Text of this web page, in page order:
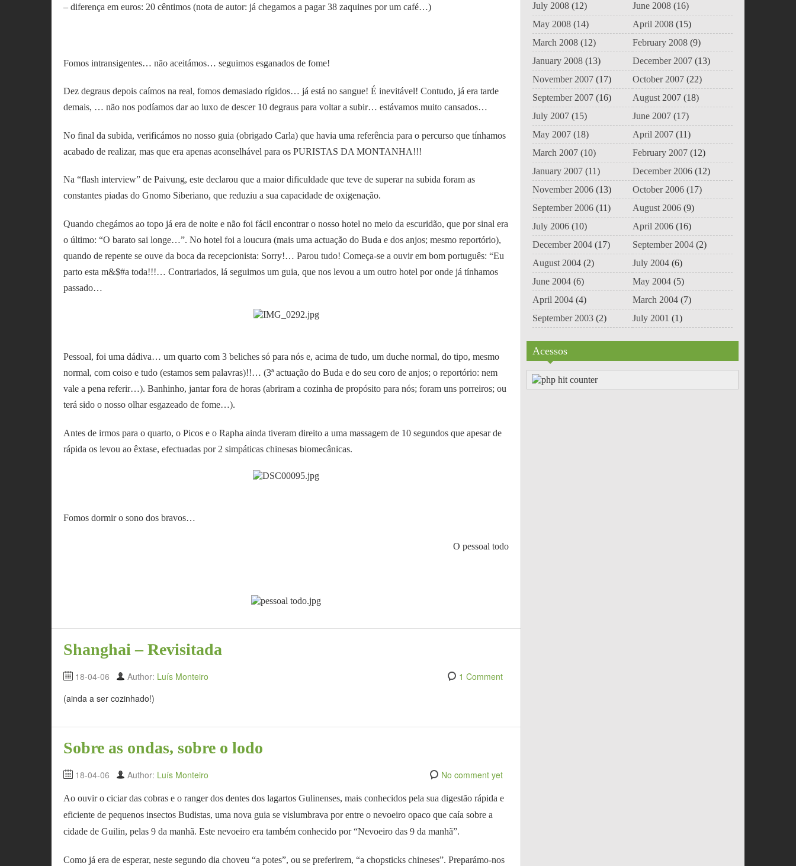
– diferença em euros: 20 cêntimos (nota de autor: já chegamos a pagar 38 zaquines por um café…)
Fomos intransigentes… não aceitámos… seguimos esganados de fome!
Dez degraus depois caímos na real, fomos demasiado rígidos… já está no sangue! É inevitável! Contudo, já era tarde
demais, … não nos podíamos dar ao luxo de descer 10 degraus para voltar a subir… estávamos muito cansados…
No final da subida, verificámos no nosso guia (obrigado Carla) que havia uma referência para o percurso que tínhamos
acabado de realizar, mas que era apenas aconselhável para os PURISTAS DA MONTANHA!!!
Na “flash interview” de Paivung, este declarou que a maior dificuldade que teve de superar na subida foram as
constantes piadas do Gnomo Siberiano, que reduziu a sua capacidade de oxigenação.
Quando chegámos ao topo já era de noite e não foi fácil encontrar o nosso hotel no meio da escuridão, que por sinal era
o último: “O barato sai longe…”. No hotel foi a loucura (mais uma actuação do Buda e dos anjos; mesmo reportório),
quando de repente se ouve da boca da recepcionista: Sorry!… Parou tudo! Começa-se a ouvir em bom português: “Eu
parto esta m&$#a toda!!!… Contrariados, lá seguimos um guia, que nos levou a um outro hotel por onde já tínhamos
passado…
Pessoal, foi uma dádiva… um quarto com 3 beliches só para nós e, acima de tudo, um duche normal, do tipo, mesmo
normal, com coiso e tudo (estamos sem palavras)!!… (3ª actuação do Buda e do seu coro de anjos; o reportório: nem
vale a pena referir…). Banhinho, jantar fora de horas (abriram a cozinha de propósito para nós; foram uns porreiros; ou
terá sido o nosso olhar esgazeado de fome…).
Antes de irmos para o quarto, o Picos e o Rapha ainda tiveram direito a uma massagem de 10 segundos que apesar de
rápida os levou ao êxtase, efectuadas por 2 simpáticas chinesas biomecânicas.
Fomos dormir o sono dos bravos…
O pessoal todo
Shanghai – Revisitada
18-04-06 Author: Luís Monteiro
1 Comment
(ainda a ser cozinhado!)
Sobre as ondas, sobre o lodo
18-04-06 Author: Luís Monteiro No comment yet
Ao ouvir o ciciar das cobras e o ranger dos dentes dos lagartos Gulinenses, mais conhecidos pela sua digestão rápida e
eficiente de pequenos insectos Budistas, uma nova guia se vislumbrava por entre o nevoeiro opaco que caía sobre a
cidade de Guilin, pelas 9 da manhã. Este nevoeiro era também conhecido por “Nevoeiro das 9 da manhã”.
Como já era de esperar, neste segundo dia choveu “a potes”, ou se preferirem, “a chopsticks chineses”. Preparámo-nos
July 2008 (12) June 2008 (16)
May 2008 (14) April 2008 (15)
March 2008 (12) February 2008 (9)
January 2008 (13) December 2007 (13)
November 2007 (17) October 2007 (22)
September 2007 (16) August 2007 (18)
July 2007 (15) June 2007 (17)
May 2007 (18) April 2007 (11)
March 2007 (10) February 2007 (12)
January 2007 (11) December 2006 (12)
November 2006 (13) October 2006 (17)
September 2006 (11) August 2006 (9)
July 2006 (10) April 2006 (16)
December 2004 (17) September 2004 (2)
August 2004 (2) July 2004 (6)
June 2004 (6) May 2004 (5)
April 2004 (4) March 2004 (7)
September 2003 (2) July 2001 (1)
Acessos